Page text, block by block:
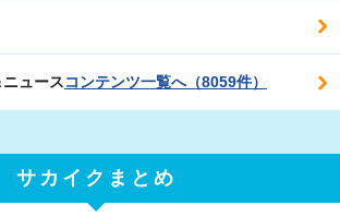
ニュースコンテンツ一覧へ（8059件）
サカイクまとめ